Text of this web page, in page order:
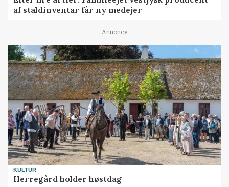
af staldinventar får ny medejer
Annonce
KULTUR
Herregård holder høstdag